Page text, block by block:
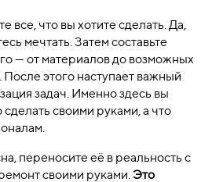
все, что вы хотите сделать. Да,
мечтать. Затем составьте
— от материалов до возможных
этого наступает важный
задач. Именно здесь вы
своими руками, а что
переносите её в реальность с
своими руками.Это